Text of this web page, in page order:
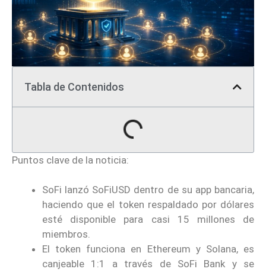
Tabla de Contenidos
Puntos clave de la noticia:
SoFi lanzó SoFiUSD dentro de su app bancaria,
haciendo que el token respaldado por dólares
esté disponible para casi 15 millones de
miembros.
El token funciona en Ethereum y Solana, es
canjeable 1:1 a través de SoFi Bank y se